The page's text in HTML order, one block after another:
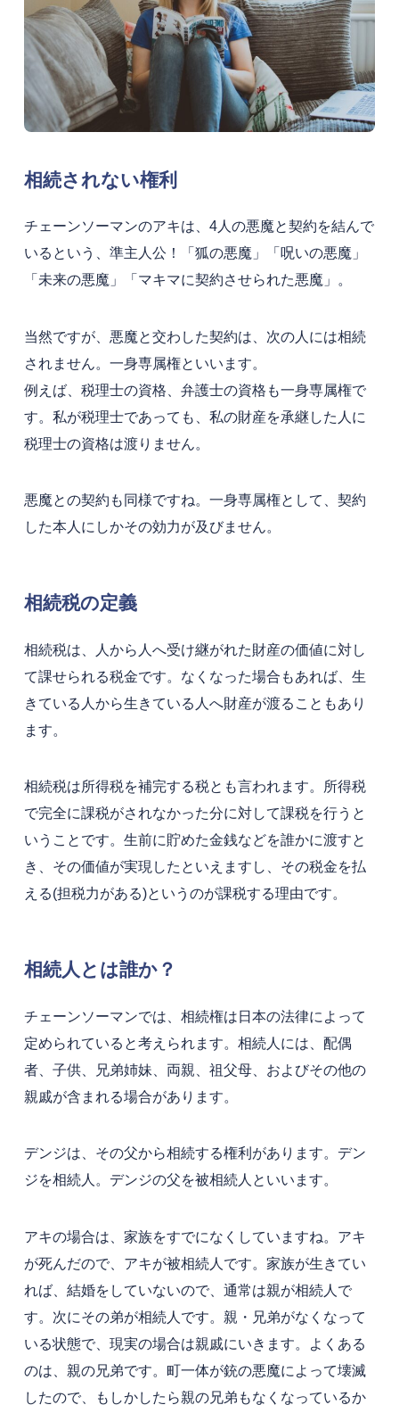
相続されない権利
チェーンソーマンのアキは、4人の悪魔と契約を結んで
いるという、準主人公！「狐の悪魔」「呪いの悪魔」
「未来の悪魔」「マキマに契約させられた悪魔」。
当然ですが、悪魔と交わした契約は、次の人には相続
されません。 一身専属権といいます。
例えば、税理士の資格、弁護士の資格も一身専属権で
す。私が税理士であっても、私の財産を承継した人に
税理士の資格は渡りません。
悪魔との契約も同様ですね。一身専属権として、契約
した本人にしかその効力が及びません。
相続税の定義
相続税は、人から人へ受​​け継がれた財産の価値に対し
て課せられる税金です。なくなった場合もあれば、生
きている人から生きている人へ財産が渡ることもあり
ます。
相続税は所得税を補完する税とも言われます。所得税
で完全に課税がされなかった分に対して課税を行うと
いうことです。生前に貯めた金銭などを誰かに渡すと
き、その価値が実現したといえますし、その税金を払
える(担税力がある)というのが課税する理由です。
相続人とは誰か？
チェーンソーマンでは、相続権は日本の法律によって
定められていると考えられます。相続人には、配偶
者、子供、兄弟姉妹、両親、祖父母、およびその他の
親戚が含まれる場合があります。
デンジは、その父から相続する権利があります。デン
ジを相続人。デンジの父を被相続人といいます。
アキの場合は、家族をすでになくしていますね。アキ
が死んだので、アキが被相続人です。家族が生きてい
れば、結婚をしていないので、通常は親が相続人で
す。次にその弟が相続人です。親・兄弟がなくなって
いる状態で、現実の場合は親戚にいきます。よくある
のは、親の兄弟です。町一体が銃の悪魔によって壊滅
したので、もしかしたら親の兄弟もなくなっているか